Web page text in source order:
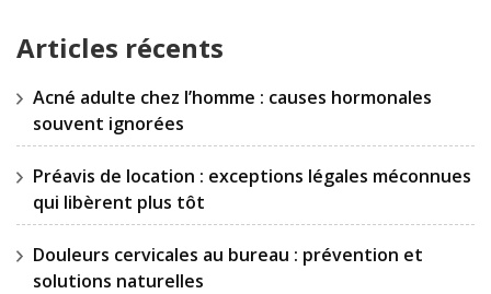
Articles récents
Acné adulte chez l’homme : causes hormonales
souvent ignorées
Préavis de location : exceptions légales méconnues
qui libèrent plus tôt
Douleurs cervicales au bureau : prévention et
solutions naturelles